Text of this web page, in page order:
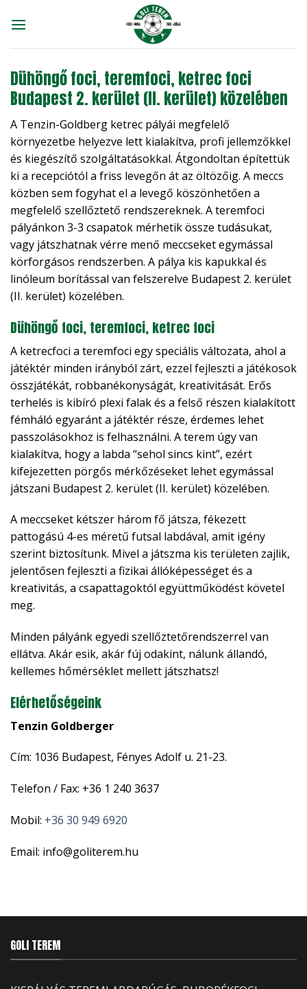
Dühöngő foci, teremfoci, ketrec foci
Budapest 2. kerület (II. kerület) közelében
A Tenzin-Goldberg ketrec pályái megfelelő
környezetbe helyezve lett kialakítva, profi jellemzőkkel
és kiegészítő szolgáltatásokkal. Átgondoltan építettük
ki a recepciótól a friss levegőn át az öltözőig. A meccs
közben sem fogyhat el a levegő köszönhetően a
megfelelő szellőztető rendszereknek. A teremfoci
pályánkon 3-3 csapatok mérhetik össze tudásukat,
vagy játszhatnak vérre menő meccseket egymással
körforgásos rendszerben. A pálya kis kapukkal és
linóleum borítással van felszerelve Budapest 2. kerület
(II. kerület) közelében.
Dühöngő foci, teremfoci, ketrec foci
A ketrecfoci a teremfoci egy speciális változata, ahol a
játéktér minden irányból zárt, ezzel fejleszti a játékosok
összjátékát, robbanékonyságát, kreativitását. Erős
terhelés is kibíró plexi falak és a felső részen kialakított
fémháló egyaránt a játéktér része, érdemes lehet
passzolásokhoz is felhasználni. A terem úgy van
kialakítva, hogy a labda “sehol sincs kint”, ezért
kifejezetten pörgős mérkőzéseket lehet egymással
játszani Budapest 2. kerület (II. kerület) közelében.
A meccseket kétszer három fő játsza, fékezett
pattogású 4-es méretű futsal labdával, amit igény
szerint biztosítunk. Mivel a játszma kis területen zajlik,
jelentősen fejleszti a fizikai állóképességet és a
kreativitás, a csapattagoktól együttműködést követel
meg.
Minden pályánk egyedi szellőztetőrendszerrel van
ellátva. Akár esik, akár fúj odakint, nálunk állandó,
kellemes hőmérséklet mellett játszhatsz!
Elérhetőségeink
Tenzin Goldberger
Cím: 1036 Budapest, Fényes Adolf u. 21-23.
Telefon / Fax: +36 1 240 3637
Mobil: +36 30 949 6920
Email: info@goliterem.hu
GOLI TEREM